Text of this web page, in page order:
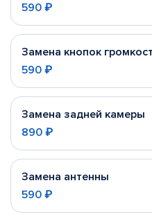
590 ₽
Замена кнопок
590 ₽
Замена задней камеры
890 ₽
Замена антенны
590 ₽